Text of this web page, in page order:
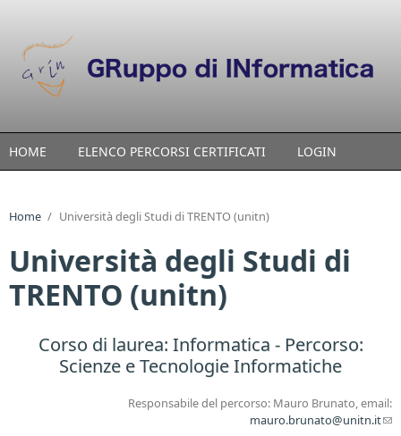
HOME ELENCO PERCORSI CERTIFICATI LOGIN
Home / Università degli Studi di TRENTO (unitn)
Università degli Studi di
TRENTO (unitn)
Corso di laurea: Informatica - Percorso:
Scienze e Tecnologie Informatiche
Responsabile del percorso: Mauro Brunato, email:
mauro.brunato@unitn.it